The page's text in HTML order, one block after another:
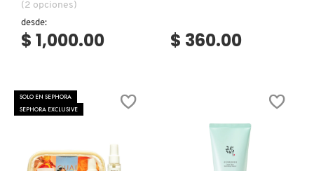
(2 opciones)
desde:
$ 1,000.00 $ 360.00
SOLO EN SEPHORA
SEPHORA EXCLUSIVE